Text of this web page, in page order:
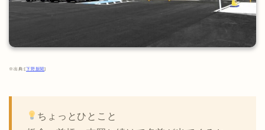
※出典:[下野新聞]
ちょっとひとこと